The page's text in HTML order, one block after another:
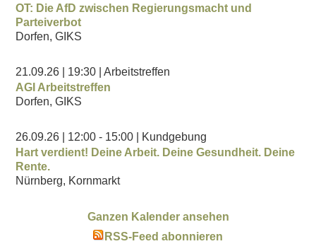
OT: Die AfD zwischen Regierungsmacht und
Parteiverbot
Dorfen, GIKS
21.09.26 | 19:30
| Arbeitstreffen
AGI Arbeitstreffen
Dorfen, GIKS
26.09.26 | 12:00 - 15:00
| Kundgebung
Hart verdient! Deine Arbeit. Deine Gesundheit. Deine
Rente.
Nürnberg, Kornmarkt
Ganzen Kalender ansehen
RSS-Feed abonnieren